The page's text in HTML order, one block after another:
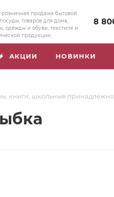
продажа бытовой
товаров для дома,
одежды и обуви, текстиля и
продукции
8
АКЦИИ НОВИНКИ
книги, школьные